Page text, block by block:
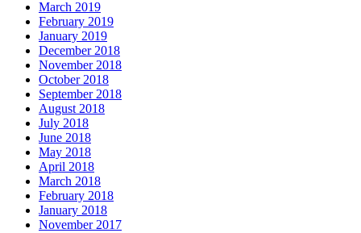
March 2019
February 2019
January 2019
December 2018
November 2018
October 2018
September 2018
August 2018
July 2018
June 2018
May 2018
April 2018
March 2018
February 2018
January 2018
November 2017